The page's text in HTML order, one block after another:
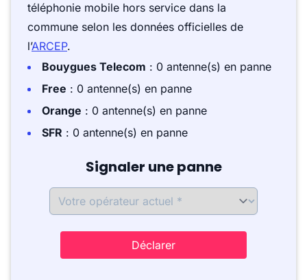
téléphonie mobile hors service dans la
commune selon les données officielles de
l’ARCEP.
Bouygues Telecom : 0 antenne(s) en panne
Free : 0 antenne(s) en panne
Orange : 0 antenne(s) en panne
SFR : 0 antenne(s) en panne
Signaler une panne
Déclarer